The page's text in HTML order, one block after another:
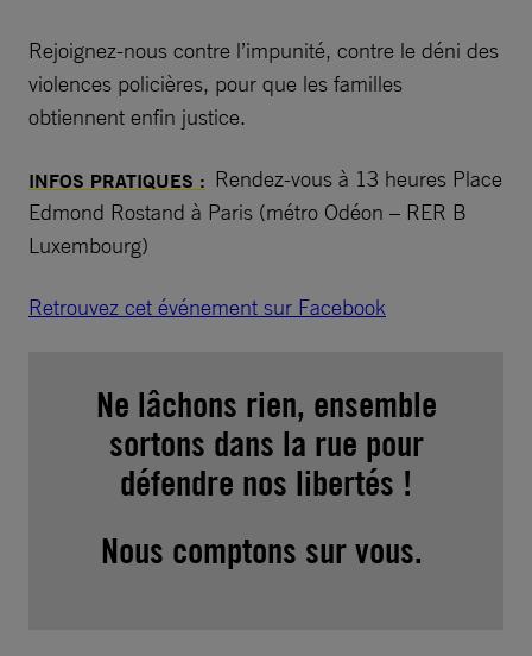
Rejoignez-nous contre l’impunité, contre le déni des
violences policières, pour que les familles
obtiennent enfin justice.
INFOS PRATIQUES : Rendez-vous à 13 heures Place
Edmond Rostand à Paris (métro Odéon – RER B
Luxembourg)
Retrouvez cet événement sur Facebook
Ne lâchons rien, ensemble
sortons dans la rue pour
défendre nos libertés !
Nous comptons sur vous.